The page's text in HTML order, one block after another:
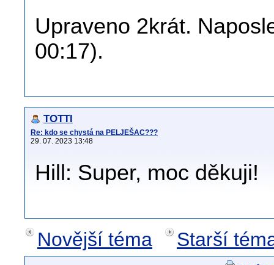
Upraveno 2krát.
00:17).
TOTTI
Re: kdo se chystá na PELJEŠAC???
29. 07. 2023 13:48
Hill: Super, moc děkuji!
Novější téma
Starší